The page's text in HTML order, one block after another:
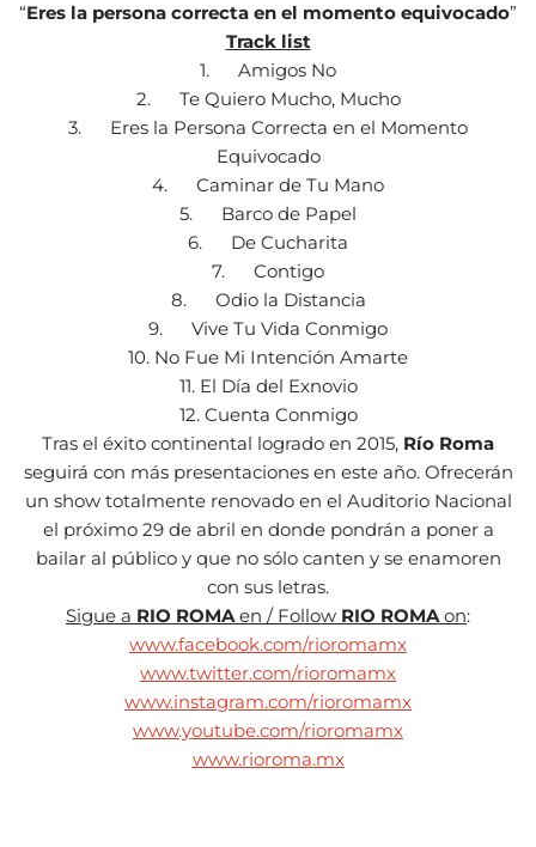
“Eres la persona correcta en el momento equivocado”
Track list
1. Amigos No
2. Te Quiero Mucho, Mucho
3. Eres la Persona Correcta en el Momento
Equivocado
4. Caminar de Tu Mano
5. Barco de Papel
6. De Cucharita
7. Contigo
8. Odio la Distancia
9. Vive Tu Vida Conmigo
10. No Fue Mi Intención Amarte
11. El Día del Exnovio
12. Cuenta Conmigo
Tras el éxito continental logrado en 2015, Río Roma
seguirá con más presentaciones en este año. Ofrecerán
un show totalmente renovado en el Auditorio Nacional
el próximo 29 de abril en donde pondrán a poner a
bailar al público y que no sólo canten y se enamoren
con sus letras.
Sigue a RIO ROMAen / Follow RIO ROMAon:
www.facebook.com/rioromamx
www.twitter.com/rioromamx
www.instagram.com/rioromamx
www.youtube.com/rioromamx
www.rioroma.mx